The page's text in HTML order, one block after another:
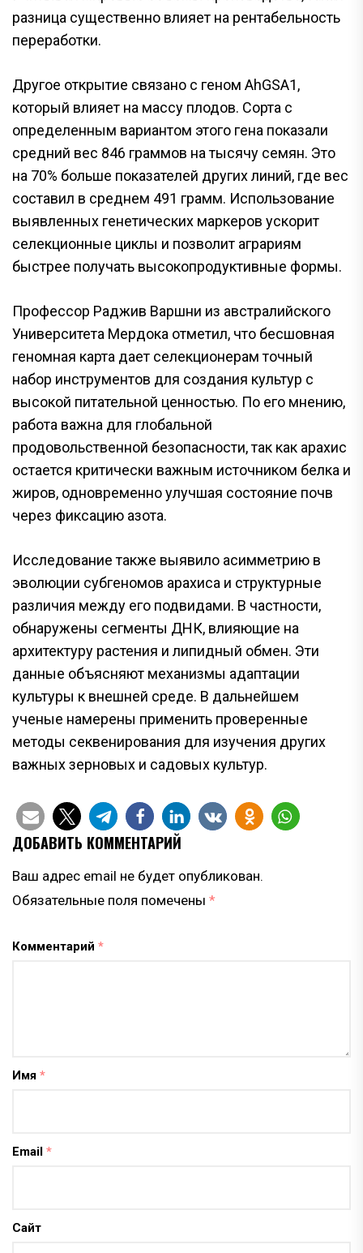
разница существенно влияет на рентабельность
переработки.
Другое открытие связано с геном AhGSA1,
который влияет на массу плодов. Сорта с
определенным вариантом этого гена показали
средний вес 846 граммов на тысячу семян. Это
на 70% больше показателей других линий, где вес
составил в среднем 491 грамм. Использование
выявленных генетических маркеров ускорит
селекционные циклы и позволит аграриям
быстрее получать высокопродуктивные формы.
Профессор Раджив Варшни из австралийского
Университета Мердока отметил, что бесшовная
геномная карта дает селекционерам точный
набор инструментов для создания культур с
высокой питательной ценностью. По его мнению,
работа важна для глобальной
продовольственной безопасности, так как арахис
остается критически важным источником белка и
жиров, одновременно улучшая состояние почв
через фиксацию азота.
Исследование также выявило асимметрию в
эволюции субгеномов арахиса и структурные
различия между его подвидами. В частности,
обнаружены сегменты ДНК, влияющие на
архитектуру растения и липидный обмен. Эти
данные объясняют механизмы адаптации
культуры к внешней среде. В дальнейшем
ученые намерены применить проверенные
методы секвенирования для изучения других
важных зерновых и садовых культур.
ДОБАВИТЬ КОММЕНТАРИЙ
Ваш адрес email не будет опубликован.
Обязательные поля помечены *
Комментарий *
Имя *
Email *
Сайт